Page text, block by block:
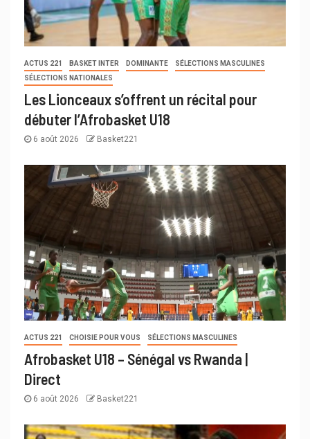
ACTUS 221 BASKET INTER DOMINANTE
SÉLECTIONS MASCULINES
SÉLECTIONS NATIONALES
Les Lionceaux s’offrent un récital pour
débuter l’Afrobasket U18
6 août 2026 Basket221
ACTUS 221 CHOISIE POUR VOUS SÉLECTIONS MASCULINES
Afrobasket U18 – Sénégal vs Rwanda |
Direct
6 août 2026 Basket221